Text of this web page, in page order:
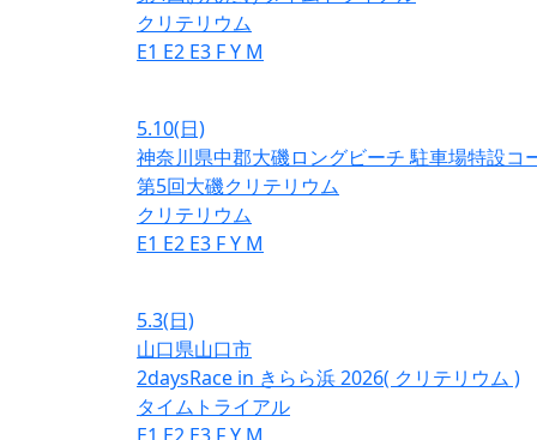
クリテリウム
E1 E2 E3 FY M
5.10(日)
神奈川県中郡大磯ロングビーチ 駐車場特設コ
第5回大磯クリテリウム
クリテリウム
E1 E2 E3 FY M
5.3(日)
山口県山口市
2daysRace in きらら浜 2026( クリテリウム )
タイムトライアル